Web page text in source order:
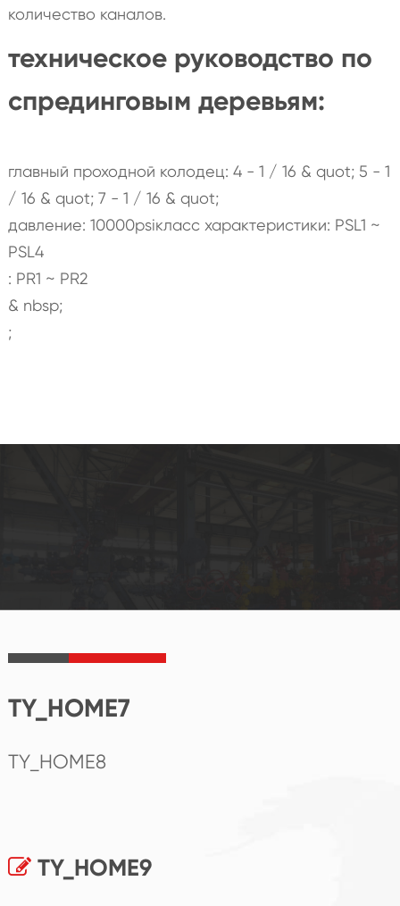
количество каналов.
техническое руководство по
спрединговым деревьям:
главный проходной колодец: 4 - 1 / 16 & quot; 5 - 1
/ 16 & quot; 7 - 1 / 16 & quot;
давление: 10000psiкласс характеристики: PSL1 ~
PSL4
: PR1 ~ PR2
& nbsp;
;
TY_HOME7
TY_HOME8
TY_HOME9